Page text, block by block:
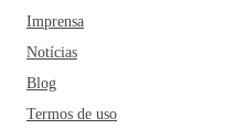
Imprensa
Notícias
Blog
Termos de uso